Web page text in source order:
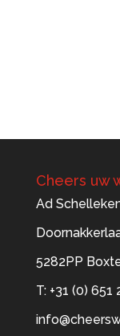
Cheers uw
Ad
5282PP
T: +31 (0) 651